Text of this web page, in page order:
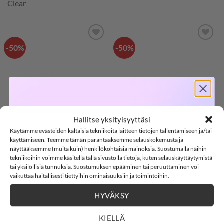
Hallitse yksityisyyttäsi
Käytämme evästeiden kaltaisia tekniikoita laitteen tietojen tallentamiseen ja/tai
käyttämiseen. Teemme tämän parantaaksemme selauskokemusta ja
näyttääksemme (muita kuin) henkilökohtaisia mainoksia. Suostumalla näihin
tekniikoihin voimme käsitellä tällä sivustolla tietoja, kuten selauskäyttäytymistä
tai yksilöllisiä tunnuksia. Suostumuksen epääminen tai peruuttaminen voi
vaikuttaa haitallisesti tiettyihin ominaisuuksiin ja toimintoihin.
HYVÄKSY
KIELLÄ
Clear
-50%
NAME IT NKFVINAYA
shortsihaalari, Orchid
Bloom/SPRINKLE
23,99€
Alkuperäinen
hinta
oli:
23,99€.
12,00€Nykyinen
hinta
on:
12,00€.
164
-50%
NAME IT
NMFVINAYA
shortsihaalari, Dark
Sapphire/Leo
hinta
oli:
20,99€.
10,50
80
110
SOFTSHELL
-15%
15% ALENNUS KOODILLA:SOFTSHELL15
Countdown ends in:
0305::12
12:10